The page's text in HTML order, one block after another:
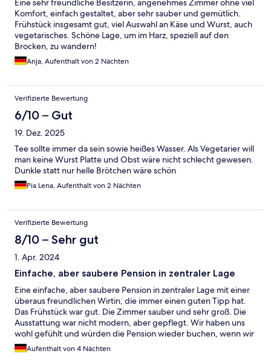
Eine sehr freundliche Besitzerin, angenehmes Zimmer ohne viel
Komfort, einfach gestaltet, aber sehr sauber und gemütlich.
Frühstück insgesamt gut, viel Auswahl an Käse und Wurst, auch
vegetarisches. Schöne Lage, um im Harz, speziell auf den
Brocken, zu wandern!
Anja, Aufenthalt von 2 Nächten
Verifizierte Bewertung
6/10 – Gut
19. Dez. 2025
Tee sollte immer da sein sowie heißes Wasser. Als Vegetarier will
man keine Wurst Platte und Obst wäre nicht schlecht gewesen.
Dunkle statt nur helle Brötchen wäre schön
Pia Lena, Aufenthalt von 2 Nächten
Verifizierte Bewertung
8/10 – Sehr gut
1. Apr. 2024
Einfache, aber saubere Pension in zentraler Lage
Eine einfache, aber saubere Pension in zentraler Lage mit einer
überaus freundlichen Wirtin, die immer einen guten Tipp hat.
Das Frühstück war gut. Die Zimmer sauber und sehr groß. Die
Ausstattung war nicht modern, aber gepflegt. Wir haben uns
wohl gefühlt und würden die Pension wieder buchen, wenn wir
einen Aufenthalt in Schierke erwägen. Die zahlreichen
Wanderwege gehen direkt vor der Haustür los. Schierke ist
Aufenthalt von 4 Nächten